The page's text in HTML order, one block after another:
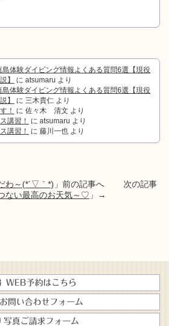
島体験ダイビング情報よくある質問6選【現役
】
に atsumaru より
島体験ダイビング情報よくある質問6選【現役
】
に 三木貴仁 より
！
に 佐々木 清文 より
講習！
に atsumaru より
講習！
に 藤川一也 より
わ～(*´▽｀*) 」前の記事へ 次の記事
ない最高のお天気～♡ 」→
WEB予約はこちら
お問い合わせフォーム
写真ご請求フォーム